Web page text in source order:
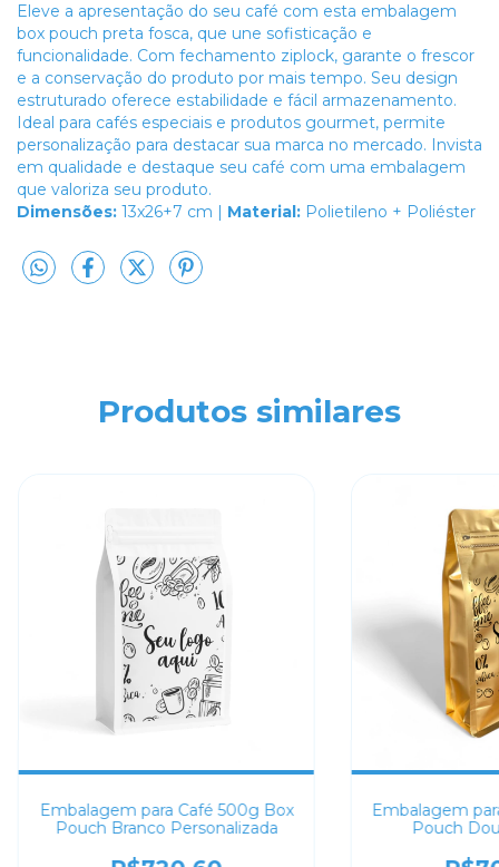
Eleve a apresentação do seu café com esta embalagem
box pouch preta fosca, que une sofisticação e
funcionalidade. Com fechamento ziplock, garante o frescor
e a conservação do produto por mais tempo. Seu design
estruturado oferece estabilidade e fácil armazenamento.
Ideal para cafés especiais e produtos gourmet, permite
personalização para destacar sua marca no mercado. Invista
em qualidade e destaque seu café com uma embalagem
que valoriza seu produto.
Dimensões: 13x26+7 cm | Material: Polietileno + Poliéster
Produtos similares
Embalagem para Café 500g Box
Pouch Branco Personalizada
Embalagem
Pouch